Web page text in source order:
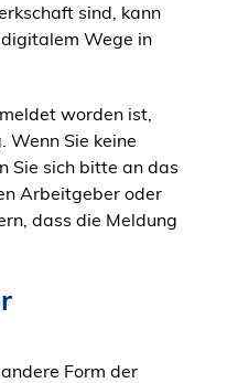
sind, kann
Wege in
worden ist,
Wenn Sie keine
Sie sich bitte an das
Arbeitgeber oder
dass die Meldung
Form der